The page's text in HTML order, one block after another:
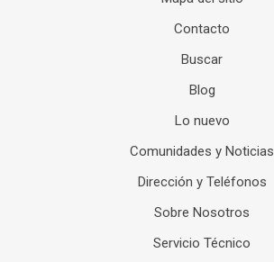
Contacto
Buscar
Blog
Lo nuevo
Comunidades y Noticias
Dirección y Teléfonos
Sobre Nosotros
Servicio Técnico